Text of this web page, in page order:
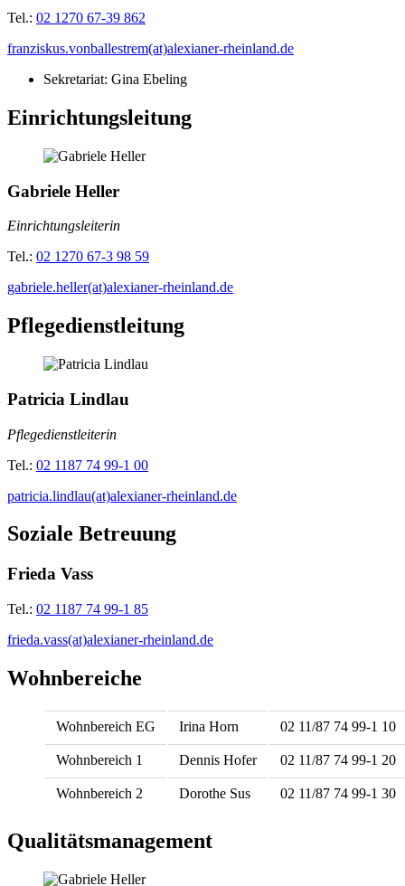
Tel.: 02 1270 67-39 862
franziskus.vonballestrem(at)alexianer-rheinland.de
Sekretariat: Gina Ebeling
Einrichtungsleitung
Gabriele Heller
Einrichtungsleiterin
Tel.: 02 1270 67-3 98 59
gabriele.heller(at)alexianer-rheinland.de
Pflegedienstleitung
Patricia Lindlau
Pflegedienstleiterin
Tel.: 02 1187 74 99-1 00
patricia.lindlau(at)alexianer-rheinland.de
Soziale Betreuung
Frieda Vass
Tel.: 02 1187 74 99-1 85
frieda.vass(at)alexianer-rheinland.de
Wohnbereiche
Wohnbereich EG Irina Horn 02 11/87 74 99-1 10
Wohnbereich 1 Dennis Hofer 02 11/87 74 99-1 20
Wohnbereich 2 Dorothe Sus 02 11/87 74 99-1 30
Qualitätsmanagement